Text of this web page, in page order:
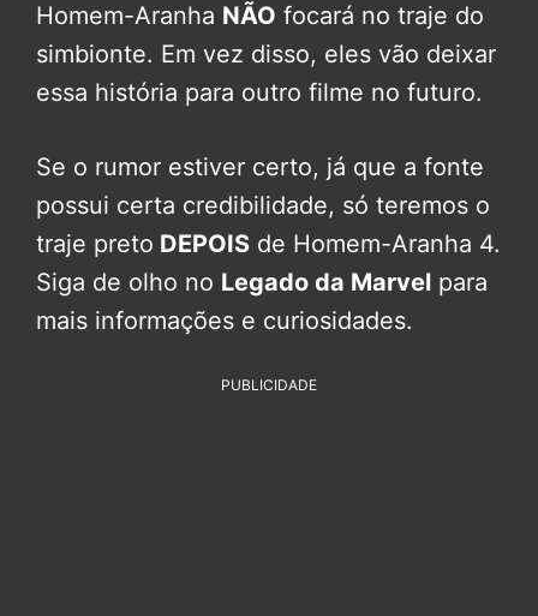
Homem-Aranha NÃO focará no traje do
simbionte. Em vez disso, eles vão deixar
essa história para outro filme no futuro.
Se o rumor estiver certo, já que a fonte
possui certa credibilidade, só teremos o
traje preto DEPOIS de Homem-Aranha 4.
Siga de olho no Legado da Marvel para
mais informações e curiosidades.
PUBLICIDADE